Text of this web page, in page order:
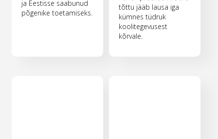
ja Eestisse saabunud
põgenike toetamiseks.
tõttu jääb lausa iga
kümnes tüdruk
koolitegevusest
kõrvale.